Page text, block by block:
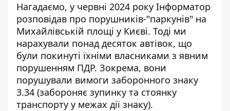
Нагадаємо, у червні 2024 року Інформатор
розповідав про порушників-"паркунів" на
Михайлівській площі у Києві. Тоді ми
нарахували понад десяток автівок, що
були покинуті їхніми власниками з явним
порушенням ПДР. Зокрема, вони
порушували вимоги заборонного знаку
3.34 (забороняє зупинку та стоянку
транспорту у межах дії знаку).